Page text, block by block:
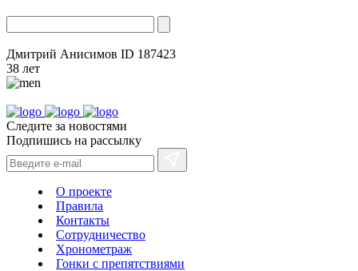
Дмитрий Анисимов ID 187423
38 лет
Следите за новостями
Подпишись на рассылку
О проекте
Правила
Контакты
Сотрудничество
Хронометраж
Гонки с препятствиями